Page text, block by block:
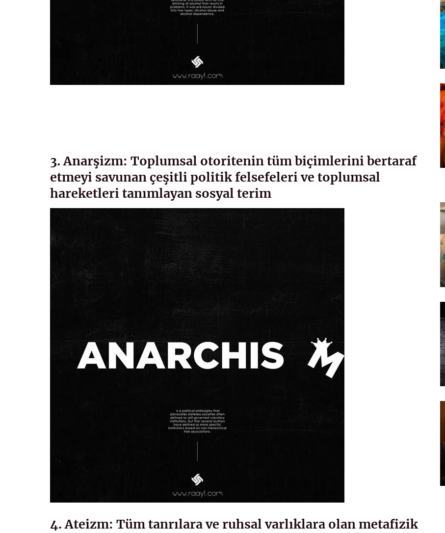
3. Anarşizm: Toplumsal otoritenin tüm biçimlerini bertaraf
etmeyi savunan çeşitli politik felsefeleri ve toplumsal
hareketleri tanımlayan sosyal terim
4. Ateizm: Tüm tanrılara ve ruhsal varlıklara olan metafizik